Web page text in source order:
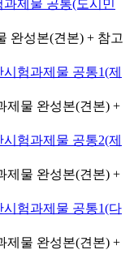
과제물 공통(도시민
완성본(견본) + 참고
시험과제물 공통1(제
제물 완성본(견본) +
시험과제물 공통2(제
제물 완성본(견본) +
시험과제물 공통1(다
제물 완성본(견본) +